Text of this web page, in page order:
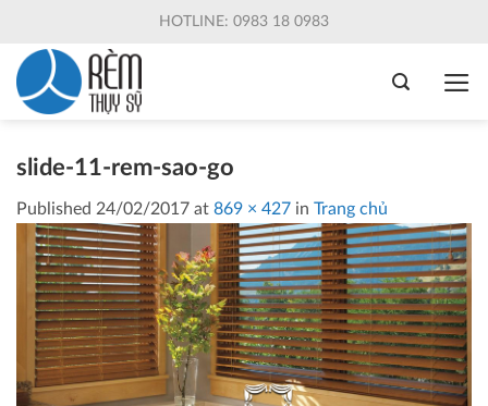
content
HOTLINE: 0983 18 0983
slide-11-rem-sao-go
Published 24/02/2017 at 869 × 427 in Trang chủ